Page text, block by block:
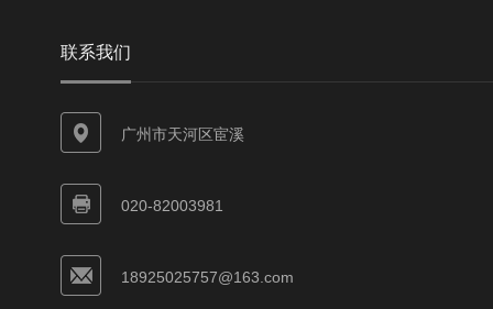
联系我们
广州市天河区宦溪
020-82003981
18925025757@163.com